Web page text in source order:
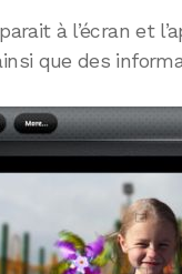
à l’écran et
que des